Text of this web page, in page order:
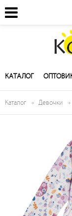
КАТАЛОГ
Каталог Девочки